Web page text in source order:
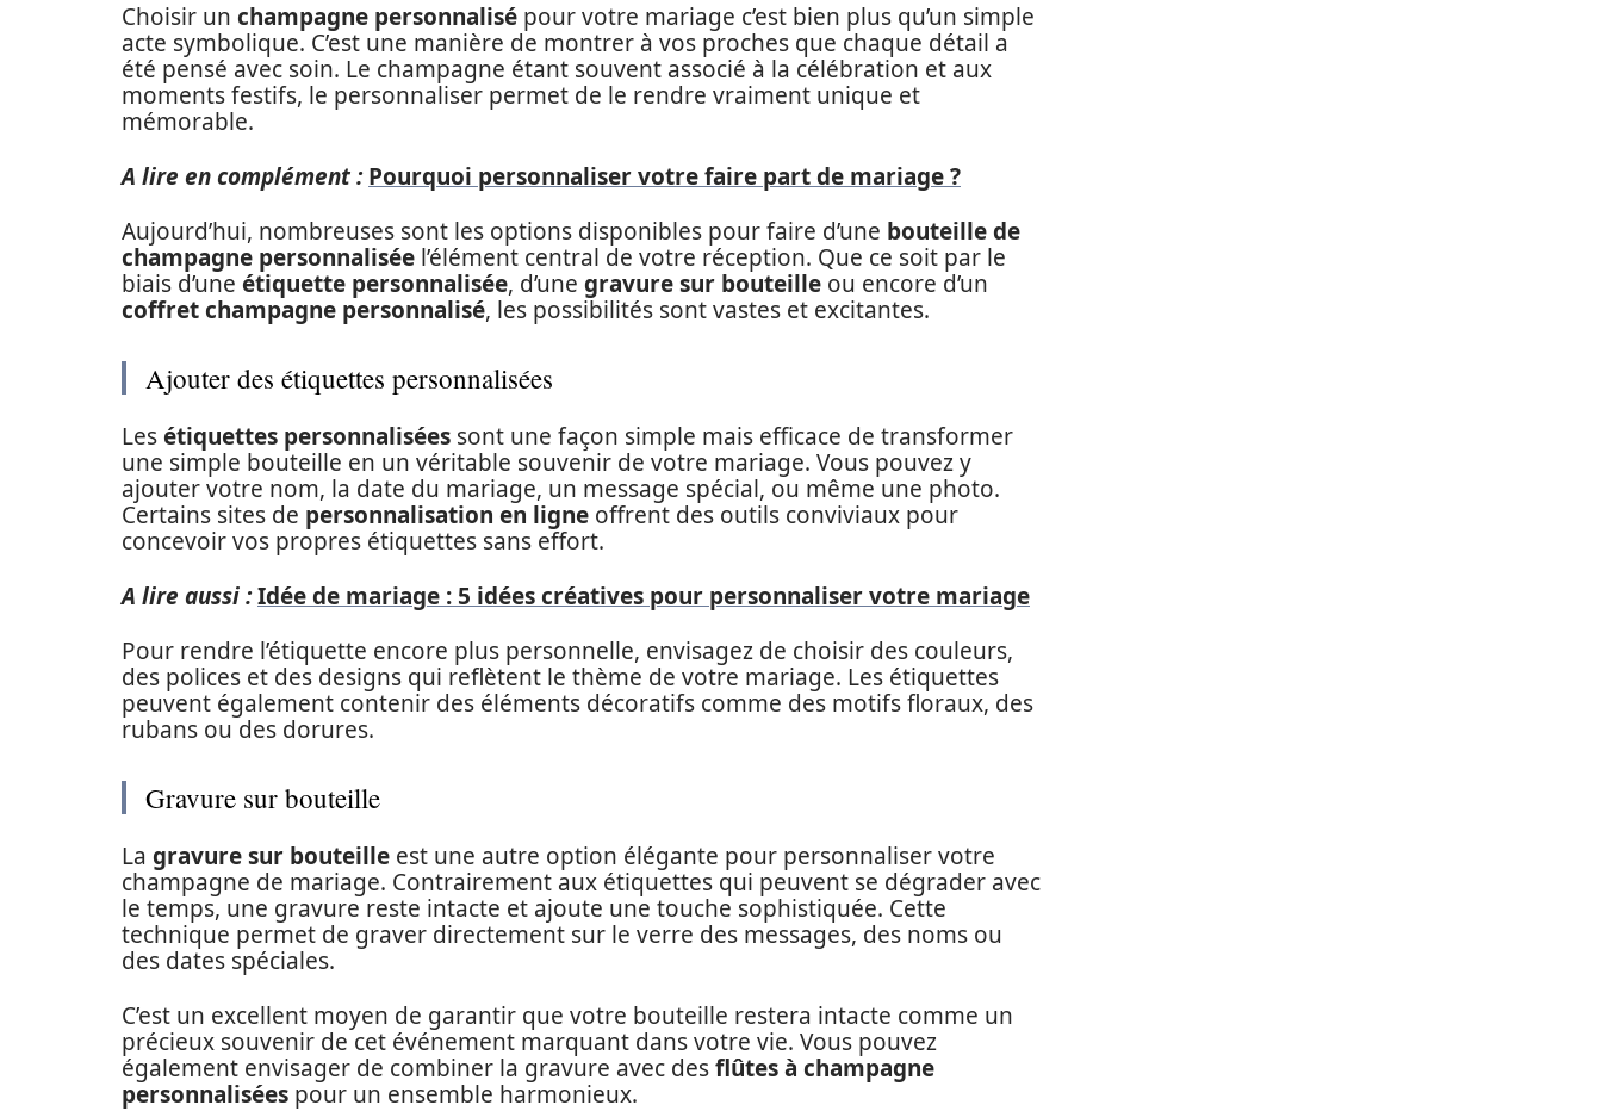
Choisir un champagne personnalisé pour votre mariage c’est bien plus qu’un simple
acte symbolique. C’est une manière de montrer à vos proches que chaque détail a
été pensé avec soin. Le champagne étant souvent associé à la célébration et aux
moments festifs, le personnaliser permet de le rendre vraiment unique et
mémorable.
A lire en complément : Pourquoi personnaliser votre faire part de mariage ?
Aujourd’hui, nombreuses sont les options disponibles pour faire d’une bouteille de
champagne personnalisée l’élément central de votre réception. Que ce soit par le
biais d’une étiquette personnalisée, d’une gravure sur bouteille ou encore d’un
coffret champagne personnalisé, les possibilités sont vastes et excitantes.
Ajouter des étiquettes personnalisées
Lesétiquettes personnalisées sont une façon simple mais efficace de transformer
une simple bouteille en un véritable souvenir de votre mariage. Vous pouvez y
ajouter votre nom, la date du mariage, un message spécial, ou même une photo.
Certains sites de personnalisation en ligne offrent des outils conviviaux pour
concevoir vos propres étiquettes sans effort.
A lire aussi :Idée de mariage : 5 idées créatives pour personnaliser votre mariage
Pour rendre l’étiquette encore plus personnelle, envisagez de choisir des couleurs,
des polices et des designs qui reflètent le thème de votre mariage. Les étiquettes
peuvent également contenir des éléments décoratifs comme des motifs floraux, des
rubans ou des dorures.
Gravure sur bouteille
La gravure sur bouteille est une autre option élégante pour personnaliser votre
champagne de mariage. Contrairement aux étiquettes qui peuvent se dégrader avec
le temps, une gravure reste intacte et ajoute une touche sophistiquée. Cette
technique permet de graver directement sur le verre des messages, des noms ou
des dates spéciales.
C’est un excellent moyen de garantir que votre bouteille restera intacte comme un
précieux souvenir de cet événement marquant dans votre vie. Vous pouvez
également envisager de combiner la gravure avec desflûtes à champagne
personnalisées pour un ensemble harmonieux.